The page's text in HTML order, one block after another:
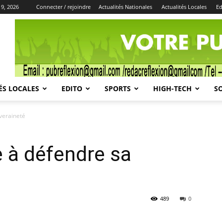
2026 Connecter / rejoindre Actualités Nationales Actualités Locales
LOCALES EDITO SPORTS HIGH-TECH
à défendre sa
0
489